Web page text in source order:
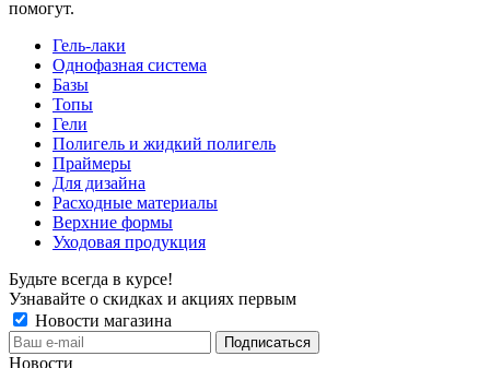
помогут.
Гель-лаки
Однофазная система
Базы
Топы
Гели
Полигель и жидкий полигель
Праймеры
Для дизайна
Расходные материалы
Верхние формы
Уходовая продукция
Будьте всегда в курсе!
Узнавайте о скидках и акциях первым
Новости магазина
Новости